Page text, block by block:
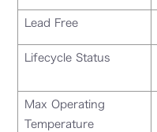
Lead Free
Lifecycle Status
Max Operating
Temperature